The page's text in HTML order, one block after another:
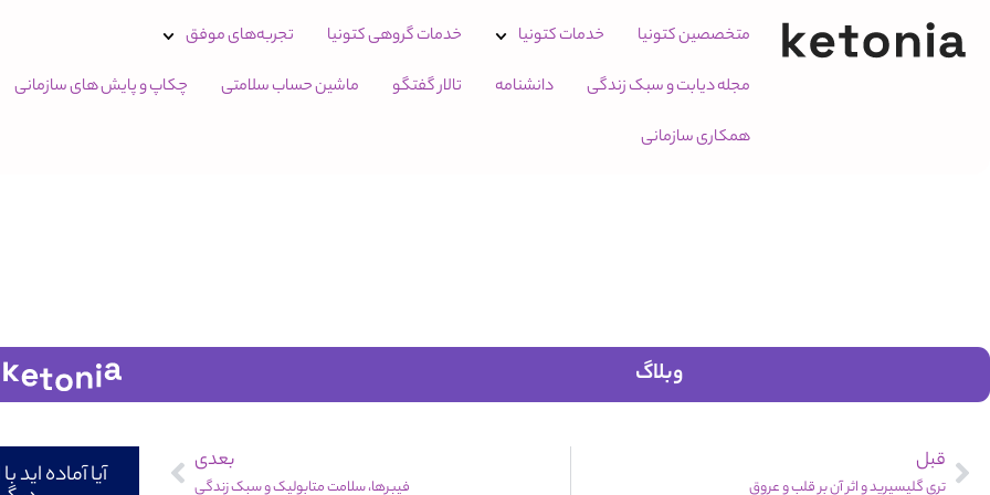
متخصصین کتونیا خدمات کتونیا خدمات گروهی کتونیا
تجربه‌های موفق
مجله دیابت و سبک زندگی
دانشنامه تالار گفتگو ماشین حساب سلامتی
چکاپ و پایش های سازمانی
همکاری سازمانی
وبلاگ
قبل
تری گلیسیرید و اثر آن بر قلب و عروق
بعدی
فیبرها، سلامت متابولیک و سبک زندگی آیا آماده